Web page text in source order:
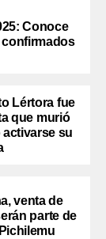
Conoce
Lértora fue
que murió
activarse su
venta de
parte de